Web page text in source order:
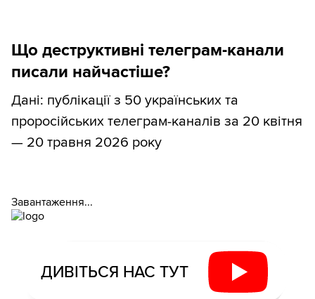
Що деструктивні телеграм-канали
писали найчастіше?
Дані: публікації з 50 українських та
проросійських телеграм-каналів за 20 квітня
— 20 травня 2026 року
Завантаження...
ДИВІТЬСЯ НАС ТУТ